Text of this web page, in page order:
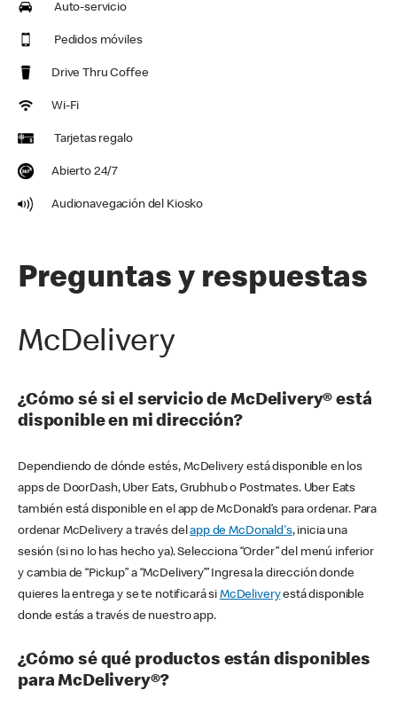
Auto-servicio
Pedidos móviles
Drive Thru Coffee
Wi-Fi
Tarjetas regalo
Abierto 24/7
Audionavegación del Kiosko
Preguntas y respuestas
McDelivery
¿Cómo sé si el servicio de McDelivery® está
disponible en mi dirección?
Dependiendo de dónde estés, McDelivery está disponible en los
apps de DoorDash, Uber Eats, Grubhub o Postmates. Uber Eats
también está disponible en el app de McDonald’s para ordenar. Para
ordenar McDelivery a través delapp de McDonald's, inicia una
sesión (si no lo has hecho ya). Selecciona “Order” del menú inferior
y cambia de “Pickup” a “McDelivery’” Ingresa la dirección donde
quieres la entrega y se te notificará si McDeliveryestá disponible
donde estás a través de nuestro app.
¿Cómo sé qué productos están disponibles
para McDelivery®?